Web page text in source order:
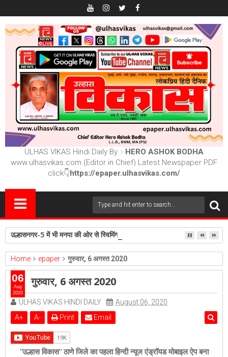
ULHAS VIKAS Hindi Daily By :- HERO ASHOK BODHA
www.ulhasvikas.com (Editor in Chief) Latest Newspaper PDF
click👇https://epaper.ulhasvikas.com/
उल्हासनगर-5 में भी मनपा की ओर से स्विमिंग पुल सुविधा हो- शेरी लुंड
Home epaper गुरुवार, 6 अगस्त 2020
गुरुवार, 6 अगस्त 2020
ULHAS VIKAS HINDI DAILY
August 06, 2020
A+ A- Print Email
"उल्हास विकास" ठाणे जिले का पहला हिन्दी न्यूज एंड्रॉयड मोबाइल ऐप बना
06
Aug
2020